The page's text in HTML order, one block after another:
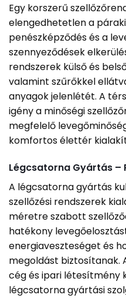
Egy korszerű
elengedhetetlen a
penészképződés és a
szennyeződések
rendszerek külső és
valamint szűrőkkel
anyagok jelenlétét. A
igény a minőségi
megfelelő
komfortos élettér
Légcsatorna Gyártás –
A légcsatorna gyártás
szellőzési rendszerek
méretre szabott
hatékony
energiaveszteséget és
megoldást biztosítanak.
cég és ipari létesítmény
légcsatorna gyártási